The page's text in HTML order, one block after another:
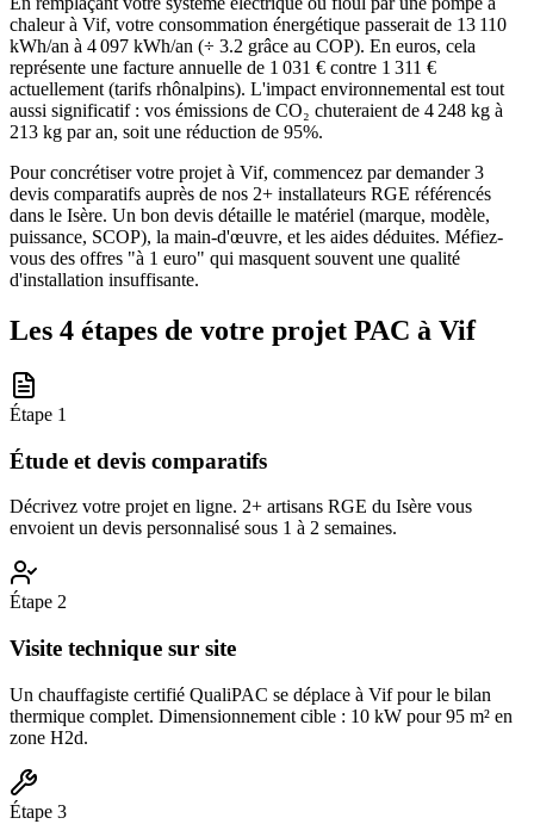
chaleur à Vif, votre consommation énergétique passerait de 13 110
kWh/an à 4 097 kWh/an (÷ 3.2 grâce au COP). En euros, cela
représente une facture annuelle de 1 031 € contre 1 311 €
actuellement (tarifs rhônalpins). L'impact environnemental est tout
aussi significatif : vos émissions de CO₂ chuteraient de 4 248 kg à
213 kg par an, soit une réduction de 95%.
Pour concrétiser votre projet à Vif, commencez par demander 3
devis comparatifs auprès de nos 2+ installateurs RGE référencés
dans le Isère. Un bon devis détaille le matériel (marque, modèle,
puissance, SCOP), la main-d'œuvre, et les aides déduites. Méfiez-
vous des offres "à 1 euro" qui masquent souvent une qualité
d'installation insuffisante.
Les 4 étapes de votre projet PAC à Vif
Étape 1
Étude et devis comparatifs
Décrivez votre projet en ligne. 2+ artisans RGE du Isère vous
envoient un devis personnalisé sous 1 à 2 semaines.
Étape 2
Visite technique sur site
Un chauffagiste certifié QualiPAC se déplace à Vif pour le bilan
thermique complet. Dimensionnement cible : 10 kW pour 95 m² en
zone H2d.
Étape 3